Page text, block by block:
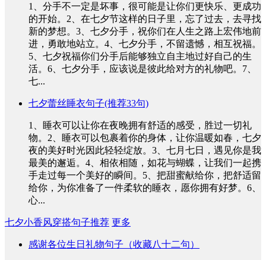
1、分手不一定是坏事，很可能是让你们更快乐、更成功
的开始。2、在七夕节这样的日子里，忘了过去，去寻找
新的梦想。3、七夕分手，祝你们在人生之路上宏伟地前
进，勇敢地站立。4、七夕分手，不留遗憾，相互祝福。
5、七夕祝福你们分手后能够独立自主地过好自己的生
活。6、七夕分手，应该说是彼此给对方的礼物吧。7、
七...
七夕蕾丝睡衣句子(推荐33句)
1、睡衣可以让你在夜晚拥有舒适的感受，胜过一切礼
物。2、睡衣可以包裹着你的身体，让你温暖如春，七夕
夜的美好时光因此轻轻绽放。3、七月七日，遇见你是我
最美的邂逅。4、相依相随，如花与蝴蝶，让我们一起携
手走过每一个美好的瞬间。5、把甜蜜献给你，把舒适留
给你，为你准备了一件柔软的睡衣，愿你拥有好梦。6、
心...
七夕小香风穿搭句子推荐 更多
感谢各位生日礼物句子（收藏八十二句）